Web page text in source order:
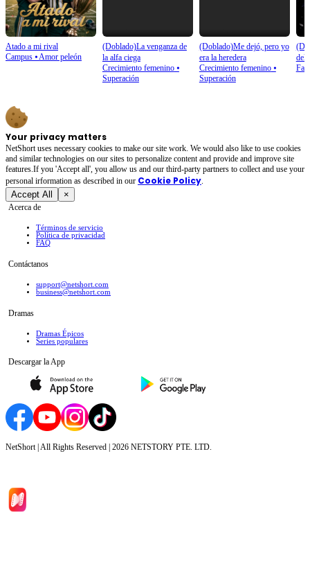
Atado a mi rival
Campus ⦁Amor peleón
(Doblado)La venganza de
la alfa ciega
Crecimiento femenino⦁
Superación
(Doblado)Me dejó, pero yo
era la heredera
Crecimiento femenino⦁
Superación
del
Your privacy matters
NetShort uses necessary cookies to make our site work. We would also like to use cookies
and similar technologies on our sites to personalize content and provide and improve site
features.If you 'Accept all', you allow us and our third-party partners to collect and use your
personal irformation as described in our Cookie Policy.
Accept All ×
Acerca de
Términos de servicio
Política de privacidad
FAQ
Contáctanos
support@netshort.com
business@netshort.com
Dramas
Dramas Épicos
Series populares
Descargar la App
NetShort | All Rights Reserved | 2026 NETSTORY PTE. LTD.